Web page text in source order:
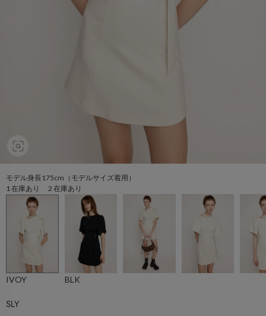
モデル身長175cm（モデルサイズ着用）
1 在庫あり 2 在庫あり
IVOY BLK
SLY